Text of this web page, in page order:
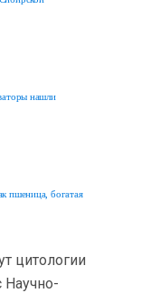
нашли
пшеница, богатая
цитологии
Научно-